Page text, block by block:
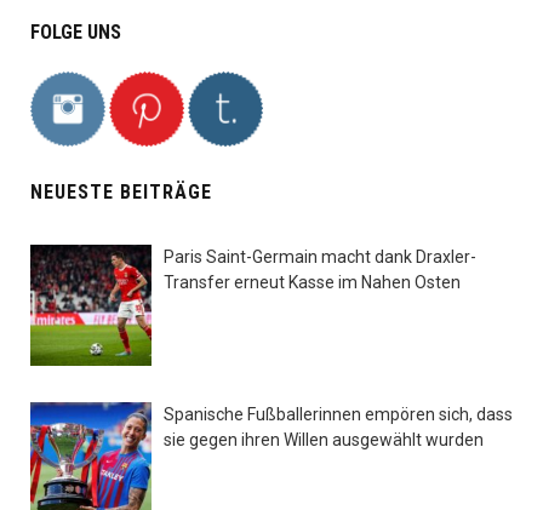
FOLGE UNS
NEUESTE BEITRÄGE
Paris Saint-Germain macht dank Draxler-
Transfer erneut Kasse im Nahen Osten
Spanische Fußballerinnen empören sich, dass
sie gegen ihren Willen ausgewählt wurden